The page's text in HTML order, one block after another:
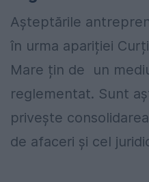
Așteptările
în urma apariției
Mare țin de un
reglementat. Sunt
privește
de afaceri și cel